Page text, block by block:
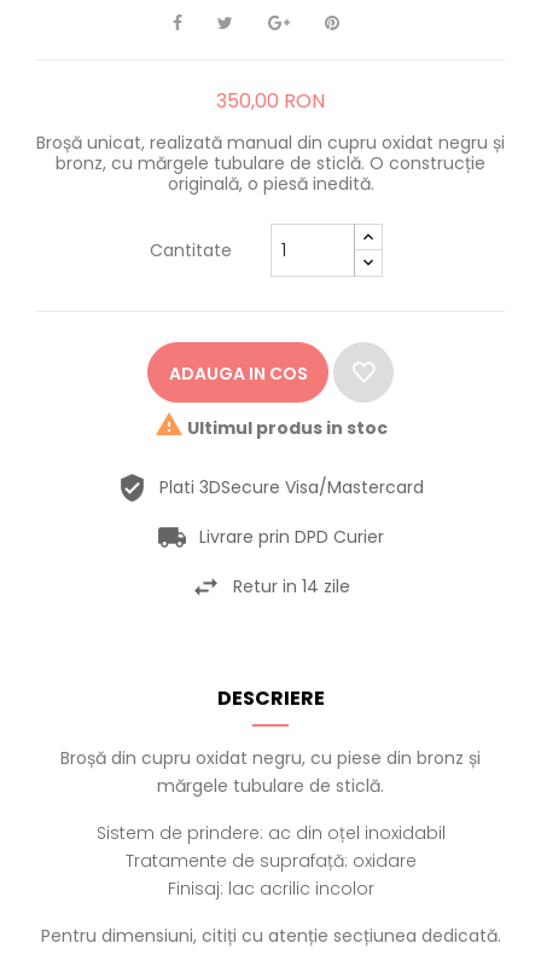
350,00 RON
Broșă unicat, realizată manual din cupru oxidat negru și
bronz, cu mărgele tubulare de sticlă. O construcție
originală, o piesă inedită.
Cantitate
ADAUGA IN COS
 Ultimul produs in stoc
Plati 3DSecure Visa/Mastercard
Livrare prin DPD Curier
Retur in 14 zile
DESCRIERE
Broșă din cupru oxidat negru, cu piese din bronz și
mărgele tubulare de sticlă.
Sistem de prindere: ac din oțel inoxidabil
Tratamente de suprafață: oxidare
Finisaj: lac acrilic incolor
Pentru dimensiuni, citiți cu atenție secțiunea dedicată.